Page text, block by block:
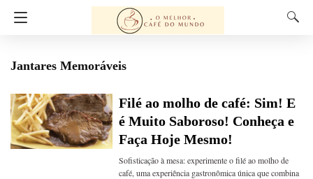
Jantares Memoráveis
Filé ao molho de café: Sim! E
é Muito Saboroso! Conheça e
Faça Hoje Mesmo!
Sofisticação à mesa: experimente o filé ao molho de
café, uma experiência gastronômica única que combina